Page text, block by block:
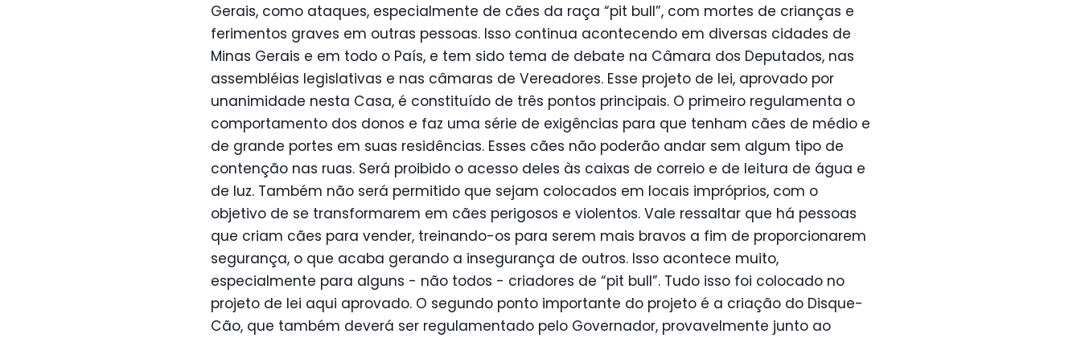
Gerais, como ataques, especialmente de cães da raça “pit bull”, com mortes de crianças e
ferimentos graves em outras pessoas. Isso continua acontecendo em diversas cidades de
Minas Gerais e em todo o País, e tem sido tema de debate na Câmara dos Deputados, nas
assembléias legislativas e nas câmaras de Vereadores. Esse projeto de lei, aprovado por
unanimidade nesta Casa, é constituído de três pontos principais. O primeiro regulamenta o
comportamento dos donos e faz uma série de exigências para que tenham cães de médio e
de grande portes em suas residências. Esses cães não poderão andar sem algum tipo de
contenção nas ruas. Será proibido o acesso deles às caixas de correio e de leitura de água e
de luz. Também não será permitido que sejam colocados em locais impróprios, com o
objetivo de se transformarem em cães perigosos e violentos. Vale ressaltar que há pessoas
que criam cães para vender, treinando-os para serem mais bravos a fim de proporcionarem
segurança, o que acaba gerando a insegurança de outros. Isso acontece muito,
especialmente para alguns - não todos - criadores de “pit bull”. Tudo isso foi colocado no
projeto de lei aqui aprovado. O segundo ponto importante do projeto é a criação do Disque-
Cão, que também deverá ser regulamentado pelo Governador, provavelmente junto ao